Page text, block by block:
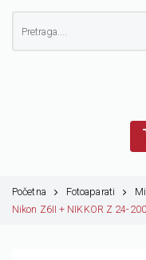
Početna Fotoaparati
Nikon Z6II + NIKKOR Z 24-